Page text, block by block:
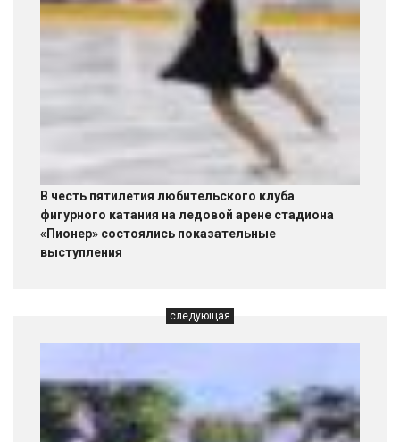
В честь пятилетия любительского клуба
фигурного катания на ледовой арене стадиона
«Пионер» состоялись показательные
выступления
следующая